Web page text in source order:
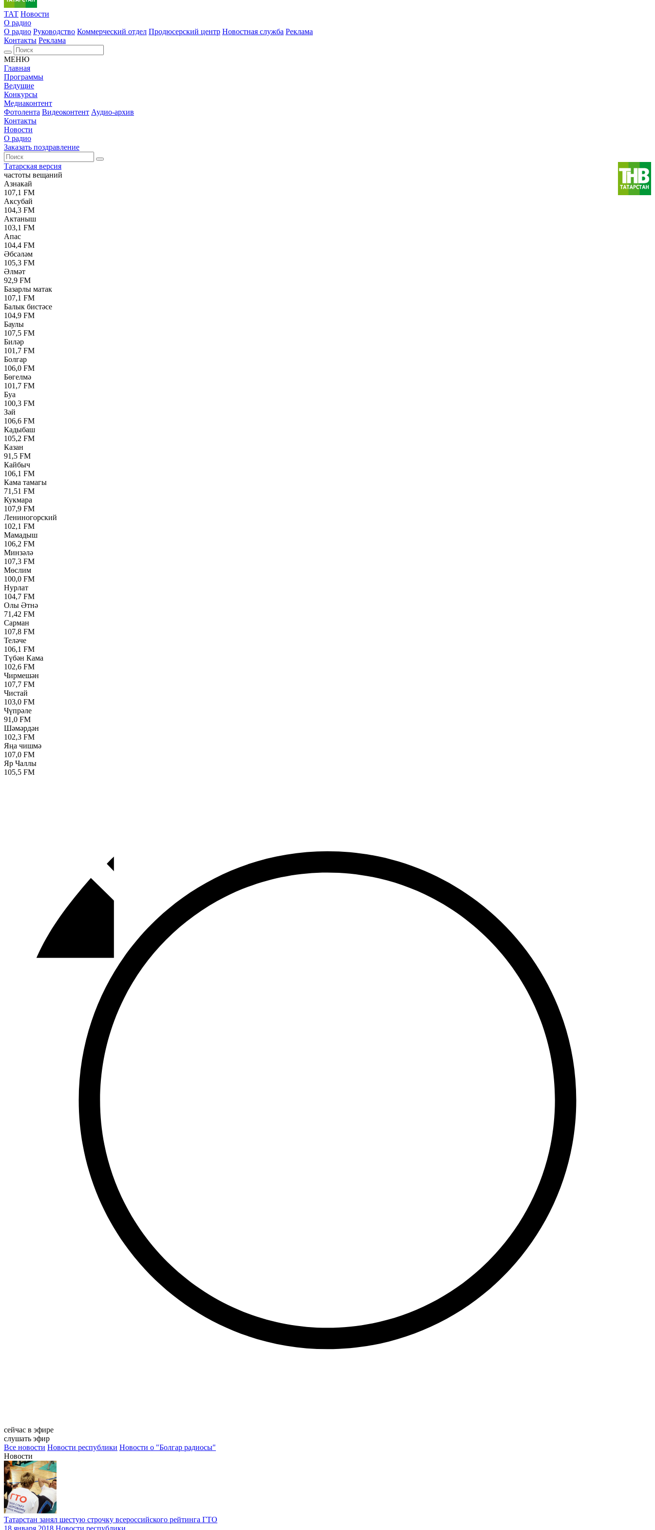
ТАТ Новости
О радио
О радио Руководство Коммерческий отдел Продюсерский центр Новостная служба Реклама
Контакты Реклама
МЕНЮ
Главная
Программы
Ведущие
Конкурсы
Медиаконтент
Фотолента Видеоконтент Аудио-архив
Контакты
Новости
О радио
Заказать поздравление
Татарская версия
частоты вещаний
Азнакай
107,1 FM
Аксубай
104,3 FM
Актаныш
103,1 FM
Апас
104,4 FM
Әбсәләм
105,3 FM
Әлмәт
92,9 FM
Базарлы матак
107,1 FM
Балык бистәсе
104,9 FM
Баулы
107,5 FM
Биләр
101,7 FM
Болгар
106,0 FM
Бөгелмә
101,7 FM
Буа
100,3 FM
Зәй
106,6 FM
Кадыбаш
105,2 FM
Казан
91,5 FM
Кайбыч
106,1 FM
Кама тамагы
71,51 FM
Кукмара
107,9 FM
Лениногорский
102,1 FM
Мамадыш
106,2 FM
Минзәлә
107,3 FM
Мөслим
100,0 FM
Нурлат
104,7 FM
Олы Әтнә
71,42 FM
Сарман
107,8 FM
Теләче
106,1 FM
Түбән Кама
102,6 FM
Чирмешән
107,7 FM
Чистай
103,0 FM
Чүпрәле
91,0 FM
Шәмәрдән
102,3 FM
Яңа чишмә
107,0 FM
Яр Чаллы
105,5 FM
сейчас в эфире
слушать эфир
Все новости Новости республики Новости о "Болгар радиосы"
Новости
Татарстан занял шестую строчку всероссийского рейтинга ГТО